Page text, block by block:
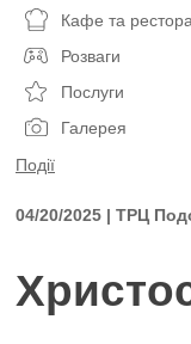
Кафе та
Розваги
Послуги
Галерея
Події
04/20/2025 | ТРЦ